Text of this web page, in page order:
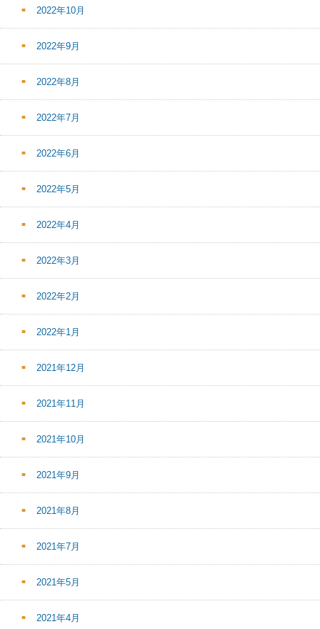
2022年10月
2022年9月
2022年8月
2022年7月
2022年6月
2022年5月
2022年4月
2022年3月
2022年2月
2022年1月
2021年12月
2021年11月
2021年10月
2021年9月
2021年8月
2021年7月
2021年5月
2021年4月